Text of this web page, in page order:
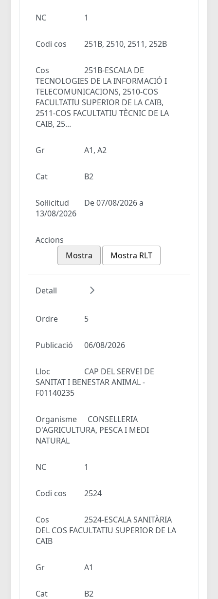
NC 1
Codi cos 251B, 2510, 2511, 252B
Cos
251B-ESCALA DE
TECNOLOGIES DE LA INFORMACIÓ I
TELECOMUNICACIONS, 2510-COS
FACULTATIU SUPERIOR DE LA CAIB,
2511-COS FACULTATIU TÈCNIC DE LA
CAIB, 25...
Gr A1, A2
Cat B2
Sol·licitud
De 07/08/2026 a
13/08/2026
Accions
Mostra
Mostra RLT
Detall
Ordre 5
Publicació 06/08/2026
Lloc
CAP DEL SERVEI DE
SANITAT I BENESTAR ANIMAL -
F01140235
Organisme
CONSELLERIA
D'AGRICULTURA, PESCA I MEDI
NATURAL
NC 1
Codi cos 2524
Cos
2524-ESCALA SANITÀRIA
DEL COS FACULTATIU SUPERIOR DE LA
CAIB
Gr A1
Cat B2